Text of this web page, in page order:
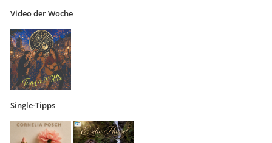
Video der Woche
Single-Tipps